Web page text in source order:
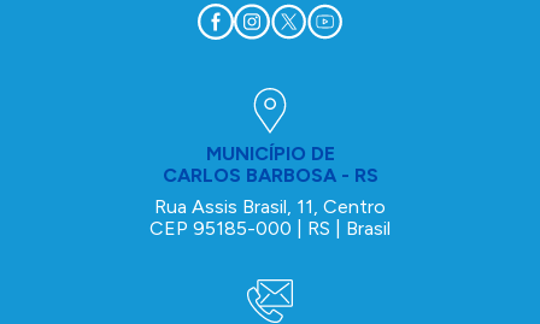
MUNICÍPIO DE
CARLOS BARBOSA - RS
Rua Assis Brasil, 11, Centro
CEP 95185-000 | RS | Brasil